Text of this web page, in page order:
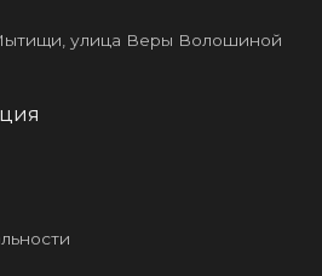
улица Веры Волошиной